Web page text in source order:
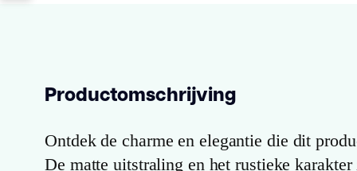
Productomschrijving
Ontdek de charme en elegantie die dit
De matte uitstraling en het rustieke